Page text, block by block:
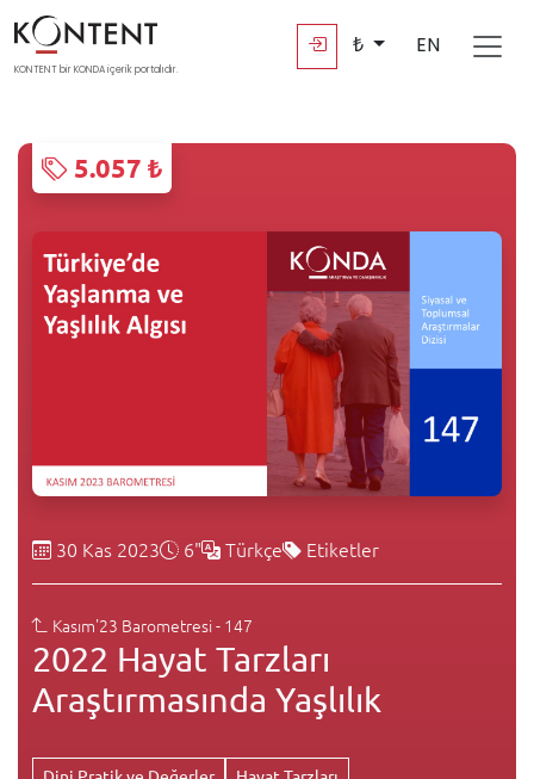
KONTENT bir KONDA içerik portalıdır.
₺ EN
5.057 ₺
30 Kas 2023 6" Türkçe Etiketler
Kasım'23 Barometresi - 147
2022 Hayat Tarzları
Araştırmasında Yaşlılık